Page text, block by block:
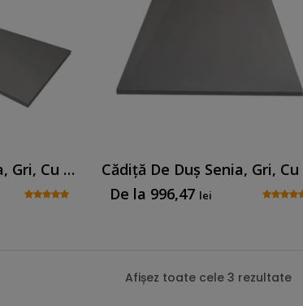
Cădiță De Duș Dalia, Gri, Cu Sifon Inclus
De la 996,47 lei
Vă prezentăm cădița de duș Dalia, care
Afișez toate cele 3 rezultate